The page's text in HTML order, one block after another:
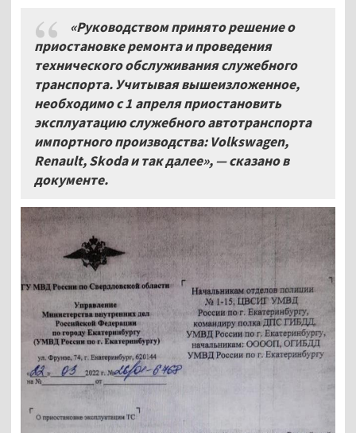
«Руководством принято решение о
приостановке ремонта и проведения
технического обслуживания служебного
транспорта. Учитывая вышеизложенное,
необходимо с 1 апреля приостановить
эксплуатацию служебного автотранспорта
импортного производства: Volkswagen,
Renault, Skoda и так далее», — сказано в
документе.